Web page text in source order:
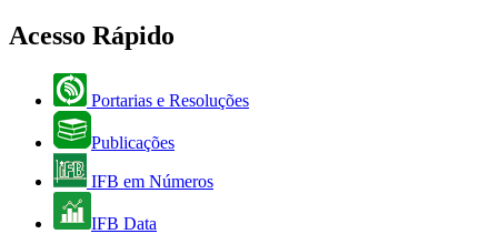
Acesso Rápido
Portarias e Resoluções
Publicações
IFB em Números
IFB Data